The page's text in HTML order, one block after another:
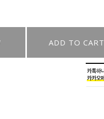
ADD TO CART